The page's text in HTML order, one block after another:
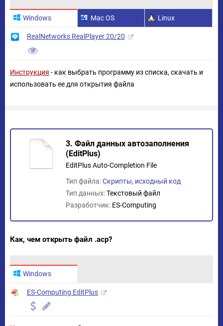
Windows Mac OS Linux
RealNetworks RealPlayer 20/20
Инструкция - как выбрать программу из списка, скачать и
использовать ее для открытия файла
3. Файл данных автозаполнения
(EditPlus)
EditPlus Auto-Completion File
Тип файла:Скрипты, исходный код
Тип данных:Текстовый файл
Разработчик: ES-Computing
Как, чем открыть файл .acp?
Windows
ES-Computing EditPlus